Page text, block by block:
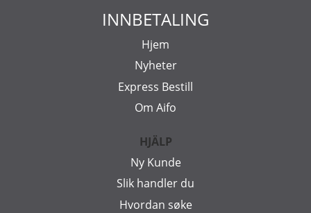
INNBETALING
Hjem
Nyheter
Express Bestill
Om Aifo
HJÄLP
Ny Kunde
Slik handler du
Hvordan søke